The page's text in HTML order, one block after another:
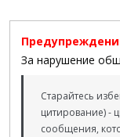
За нарушение
Старайтесь
цитирование) -
сообщения,